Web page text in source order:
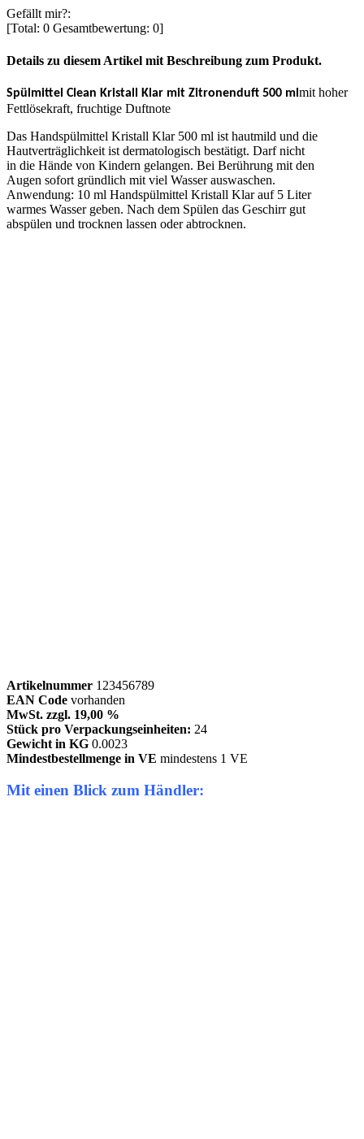
Gefällt mir?:
[Total: 0 Gesamtbewertung: 0]
Details zu diesem Artikel mit Beschreibung zum Produkt.
Spülmittel Clean Kristall Klar mit Zitronenduft 500 ml mit hoher
Fettlösekraft, fruchtige Duftnote
Das Handspülmittel Kristall Klar 500 ml ist hautmild und die
Hautverträglichkeit ist dermatologisch bestätigt. Darf nicht
in die Hände von Kindern gelangen. Bei Berührung mit den
Augen sofort gründlich mit viel Wasser auswaschen.
Anwendung: 10 ml Handspülmittel Kristall Klar auf 5 Liter
warmes Wasser geben. Nach dem Spülen das Geschirr gut
abspülen und trocknen lassen oder abtrocknen.
Artikelnummer 123456789
EAN Code vorhanden
MwSt. zzgl. 19,00 %
Stück pro Verpackungseinheiten: 24
Gewicht in KG 0.0023
Mindestbestellmenge in VE mindestens 1 VE
Mit einen Blick zum Händler: